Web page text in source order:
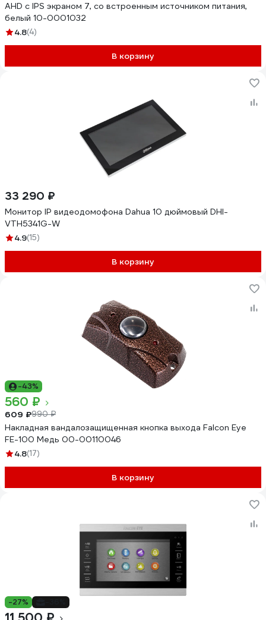
AHD с IPS экраном 7, со встроенным источником питания,
белый 10-0001032
4.8(4)
В корзину
33 290 ₽
Монитор IP видеодомофона Dahua 10 дюймовый DHI-
VTH5341G-W
4.9(15)
В корзину
-43%
560 ₽
609 ₽990 ₽
Накладная вандалозащищенная кнопка выхода Falcon Eye
FE-100 Медь 00-00110046
4.8(17)
В корзину
-27%